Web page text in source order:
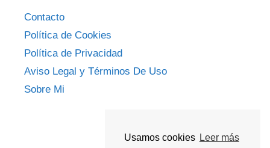
Usamos cookies Leer más
Contacto
Política de Cookies
Política de Privacidad
Aviso Legal y Términos De Uso
Sobre Mi